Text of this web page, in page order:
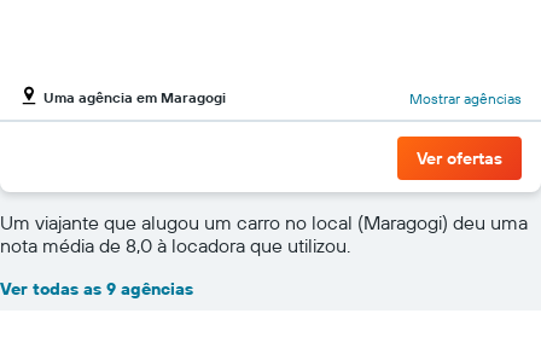
Uma agência em Maragogi Mostrar agências
Ver ofertas
Um viajante que alugou um carro no local (Maragogi) deu uma
nota média de 8,0 à locadora que utilizou.
Ver todas as 9 agências